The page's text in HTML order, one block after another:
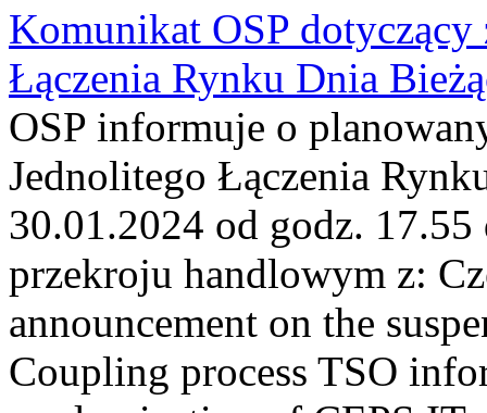
Komunikat OSP dotyczący
Łączenia Rynku Dnia
OSP informuje o
Jednolitego Łączenia
30.01.2024 od godz.
przekroju handlowym z:
announcement on the
Coupling process TSO